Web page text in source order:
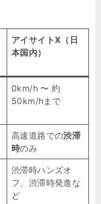
アイサイトX（日
本国内）
0km/h 〜 約
50km/hまで
高速道路での渋滞
時のみ
渋滞時ハンズオ
フ、渋滞時発進な
ど